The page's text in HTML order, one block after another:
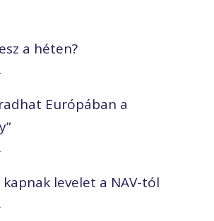
a héten?
Európában a
levelet a NAV-tól